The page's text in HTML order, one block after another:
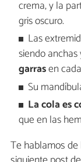
crema, y la
gris oscuro.
Las
siendo
garrasen
Su
La cola es
que en las
Te hablamos de